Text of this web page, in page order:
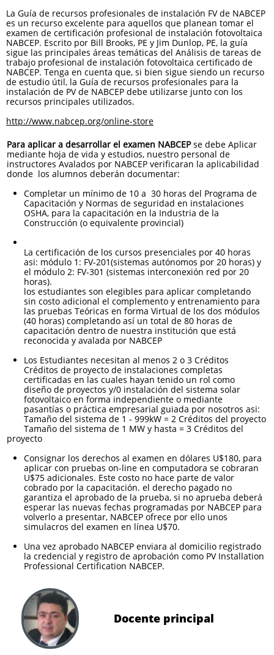
La Guía de recursos profesionales de instalación FV de NABCEP
es un recurso excelente para aquellos que planean tomar el
examen de certificación profesional de instalación fotovoltaica
NABCEP. Escrito por Bill Brooks, PE y Jim Dunlop, PE, la guía
sigue las principales áreas temáticas del Análisis de tareas de
trabajo profesional de instalación fotovoltaica certificado de
NABCEP. Tenga en cuenta que, si bien sigue siendo un recurso
de estudio útil, la Guía de recursos profesionales para la
instalación de PV de NABCEP debe utilizarse junto con los
recursos principales utilizados.
http://www.nabcep.org/online-store
Para aplicar a desarrollar el examen NABCEPse debe Aplicar
mediante hoja de vida y estudios, nuestro personal de
instructores Avalados por NABCEP verificaran la aplicabilidad
donde los alumnos deberán documentar:
Completar un mínimo de 10 a 30 horas del Programa de
Capacitación y Normas de seguridad en instalaciones
OSHA, para la capacitación en la Industria de la
Construcción (o equivalente provincial)
La certificación de los cursos presenciales por 40 horas
asi: módulo 1: FV-201(sistemas autónomos por 20 horas) y
el módulo 2: FV-301 (sistemas interconexión red por 20
horas).
los estudiantes son elegibles para aplicar completando
sin costo adicional el complemento y entrenamiento para
las pruebas Teóricas en forma Virtual de los dos módulos
(40 horas) completando así un total de 80 horas de
capacitación dentro de nuestra institución que está
reconocida y avalada por NABCEP
Los Estudiantes necesitan al menos 2 o 3 Créditos
Créditos de proyecto de instalaciones completas
certificadas en las cuales hayan tenido un rol como
diseño de proyectos y/0 instalación del sistema solar
fotovoltaico en forma independiente o mediante
pasantías o práctica empresarial guiada por nosotros asi:
Tamaño del sistema de 1 - 999kW = 2 Créditos del proyecto
Tamaño del sistema de 1 MW y hasta = 3 Créditos del
proyecto
Consignar los derechos al examen en dólares U$180, para
aplicar con pruebas on-line en computadora se cobraran
U$75 adicionales. Este costo no hace parte de valor
cobrado por la capacitación. el derecho pagado no
garantiza el aprobado de la prueba, si no aprueba deberá
esperar las nuevas fechas programadas por NABCEP para
volverlo a presentar, NABCEP ofrece por ello unos
simulacros del examen en línea U$70.
Una vez aprobado NABCEP enviara al domicilio registrado
la credencial y registro de aprobación como PV Installation
Professional Certification NABCEP.
Docente principal